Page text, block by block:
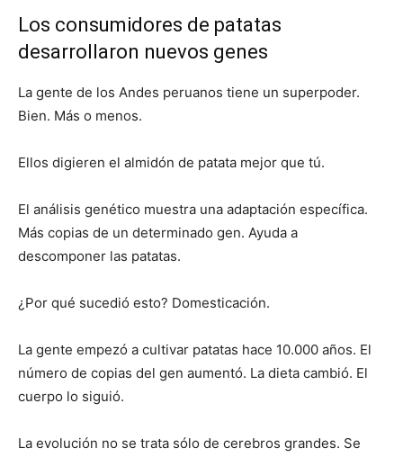
Los consumidores de patatas
desarrollaron nuevos genes
La gente de los Andes peruanos tiene un superpoder.
Bien. Más o menos.
Ellos digieren el almidón de patata mejor que tú.
El análisis genético muestra una adaptación específica.
Más copias de un determinado gen. Ayuda a
descomponer las patatas.
¿Por qué sucedió esto? Domesticación.
La gente empezó a cultivar patatas hace 10.000 años. El
número de copias del gen aumentó. La dieta cambió. El
cuerpo lo siguió.
La evolución no se trata sólo de cerebros grandes. Se